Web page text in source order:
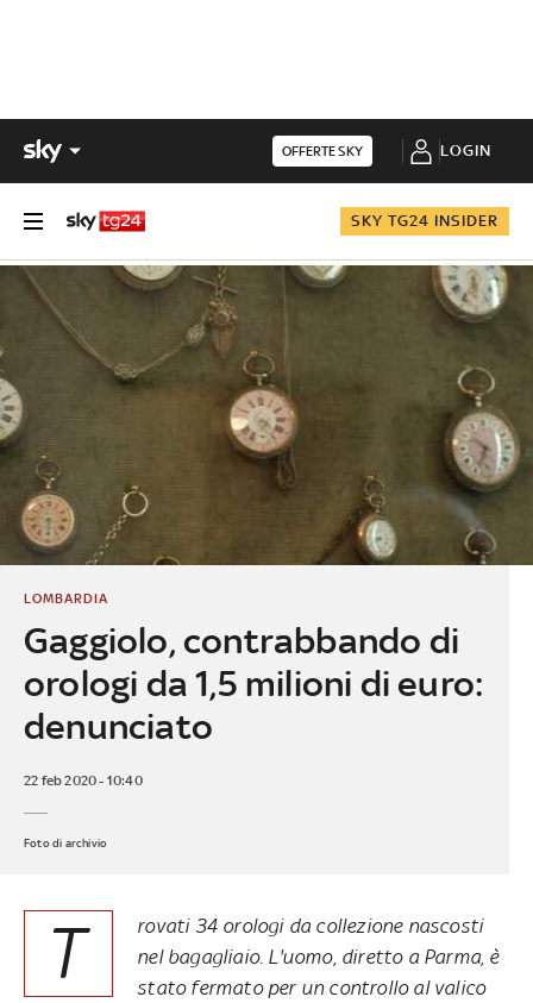
OFFERTE SKY LOGIN
SKY TG24 INSIDER
Gaggiolo, contrabbando di
orologi da 1,5 milioni di euro:
denunciato
LOMBARDIA
22 feb 2020 - 10:40
Foto di archivio
T
rovati 34 orologi da collezione nascosti
nel bagagliaio. L'uomo, diretto a Parma, è
stato fermato per un controllo al valico